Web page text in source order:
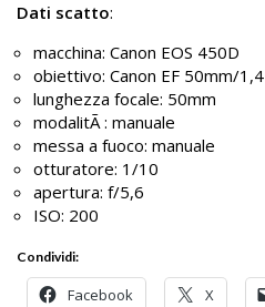
Dati scatto:
macchina: Canon EOS 450D
obiettivo: Canon EF 50mm/1,4
lunghezza focale: 50mm
modalitÃ : manuale
messa a fuoco: manuale
otturatore: 1/10
apertura: f/5,6
ISO: 200
Condividi:
Facebook X